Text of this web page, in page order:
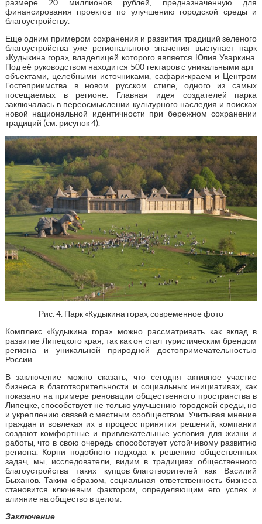
размере 20 миллионов рублей, предназначенную для
финансирования проектов по улучшению городской среды и
благоустройству.
Еще одним примером сохранения и развития традиций зеленого
благоустройства уже регионального значения выступает парк
«Кудыкина гора», владелицей которого является Юлия Уваркина.
Под её руководством находится 500 гектаров с уникальными арт-
объектами, целебными источниками, сафари-краем и Центром
Гостеприимства в новом русском стиле, одного из самых
посещаемых в регионе. Главная идея создателей парка
заключалась в переосмыслении культурного наследия и поисках
новой национальной идентичности при бережном сохранении
традиций (см. рисунок 4).
Рис. 4. Парк «Кудыкина гора», современное фото
Комплекс «Кудыкина гора» можно рассматривать как вклад в
развитие Липецкого края, так как он стал туристическим брендом
региона и уникальной природной достопримечательностью
России.
В заключение можно сказать, что сегодня активное участие
бизнеса в благотворительности и социальных инициативах, как
показано на примере реновации общественного пространства в
Липецке, способствует не только улучшению городской среды, но
и укреплению связей с местным сообществом. Учитывая мнение
граждан и вовлекая их в процесс принятия решений, компании
создают комфортные и привлекательные условия для жизни и
работы, что в свою очередь способствует устойчивому развитию
региона. Корни подобного подхода к решению общественных
задач, мы, исследователи, видим в традициях общественного
благоустройства таких купцов-благотворителей как Василий
Быханов. Таким образом, социальная ответственность бизнеса
становится ключевым фактором, определяющим его успех и
влияние на общество в целом.
Заключение